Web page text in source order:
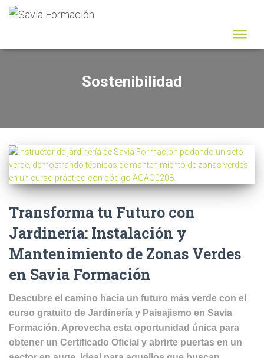
Sostenibilidad
Transforma tu Futuro con
Jardinería: Instalación y
Mantenimiento de Zonas Verdes
en Savia Formación
Descubre el camino hacia un futuro más verde con el
curso gratuito de Jardinería y Paisajismo en Savia
Formación. Aprovecha esta oportunidad única para
obtener un Certificado Oficial y abrirte puertas en un